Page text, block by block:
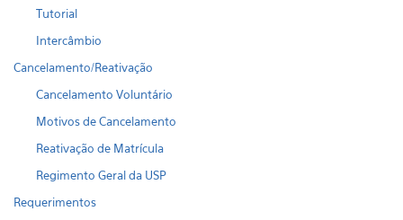
Tutorial
Intercâmbio
Cancelamento/Reativação
Cancelamento Voluntário
Motivos de Cancelamento
Reativação de Matrícula
Regimento Geral da USP
Requerimentos